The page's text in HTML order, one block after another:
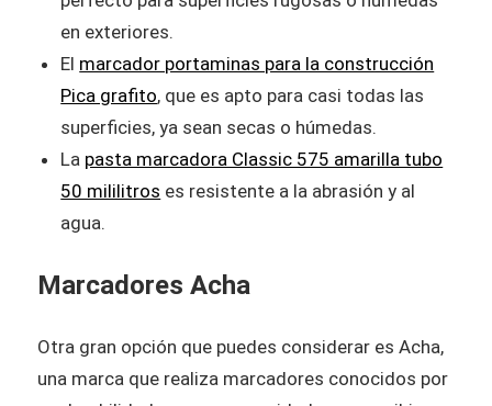
en exteriores.
El marcador portaminas para la construcción
Pica grafito, que es apto para casi todas las
superficies, ya sean secas o húmedas.
La pasta marcadora Classic 575 amarilla tubo
50 mililitros es resistente a la abrasión y al
agua.
Marcadores Acha
Otra gran opción que puedes considerar es Acha,
una marca que realiza marcadores conocidos por